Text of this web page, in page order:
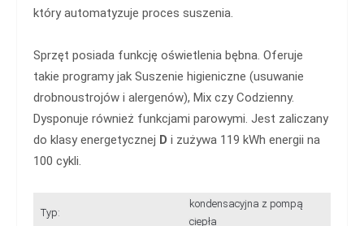
który automatyzuje proces suszenia.
Sprzęt posiada funkcję oświetlenia bębna. Oferuje
takie programy jak Suszenie higieniczne (usuwanie
drobnoustrojów i alergenów), Mix czy Codzienny.
Dysponuje również funkcjami parowymi. Jest zaliczany
do klasy energetycznej D i zużywa 119 kWh energii na
100 cykli.
Typ:
kondensacyjna z pompą
ciepła